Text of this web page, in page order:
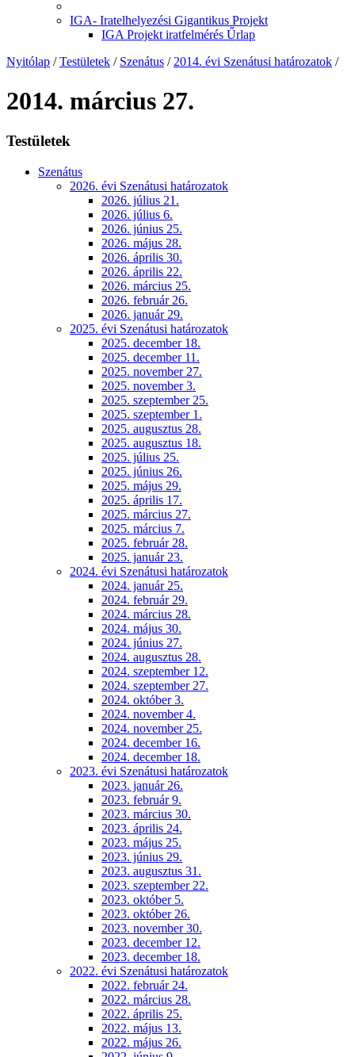
IGA- Iratelhelyezési Gigantikus Projekt
IGA Projekt iratfelmérés Űrlap
Nyitólap / Testületek / Szenátus / 2014. évi Szenátusi határozatok /
2014. március 27.
Testületek
Szenátus
2026. évi Szenátusi határozatok
2026. július 21.
2026. július 6.
2026. június 25.
2026. május 28.
2026. április 30.
2026. április 22.
2026. március 25.
2026. február 26.
2026. január 29.
2025. évi Szenátusi határozatok
2025. december 18.
2025. december 11.
2025. november 27.
2025. november 3.
2025. szeptember 25.
2025. szeptember 1.
2025. augusztus 28.
2025. augusztus 18.
2025. július 25.
2025. június 26.
2025. május 29.
2025. április 17.
2025. március 27.
2025. március 7.
2025. február 28.
2025. január 23.
2024. évi Szenátusi határozatok
2024. január 25.
2024. február 29.
2024. március 28.
2024. május 30.
2024. június 27.
2024. augusztus 28.
2024. szeptember 12.
2024. szeptember 27.
2024. október 3.
2024. november 4.
2024. november 25.
2024. december 16.
2024. december 18.
2023. évi Szenátusi határozatok
2023. január 26.
2023. február 9.
2023. március 30.
2023. április 24.
2023. május 25.
2023. június 29.
2023. augusztus 31.
2023. szeptember 22.
2023. október 5.
2023. október 26.
2023. november 30.
2023. december 12.
2023. december 18.
2022. évi Szenátusi határozatok
2022. február 24.
2022. március 28.
2022. április 25.
2022. május 13.
2022. május 26.